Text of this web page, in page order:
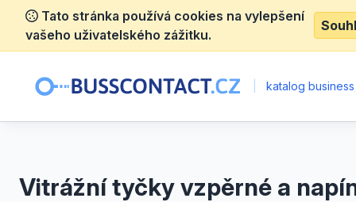
Tato stránka používá cookies na vylepšení
vašeho uživatelského zážitku.
katalog
Vitrážní tyčky vzpěrné a